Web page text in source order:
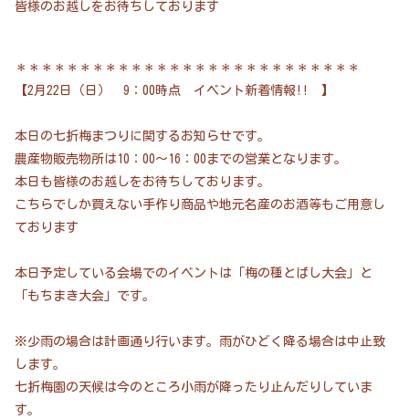
皆様のお越しをお待ちしております
＊＊＊＊＊＊＊＊＊＊＊＊＊＊＊＊＊＊＊＊＊＊＊＊＊＊＊
【2月22日（日） 9：00時点 イベント新着情報!! 】
本日の七折梅まつりに関するお知らせです。
農産物販売物所は10：00～16：00までの営業となります。
本日も皆様のお越しをお待ちしております。
こちらでしか買えない手作り商品や地元名産のお酒等もご用意し
ております
本日予定している会場でのイベントは「梅の種とばし大会」と
「もちまき大会」です。
※少雨の場合は計画通り行います。雨がひどく降る場合は中止致
します。
七折梅園の天候は今のところ小雨が降ったり止んだりしていま
す。